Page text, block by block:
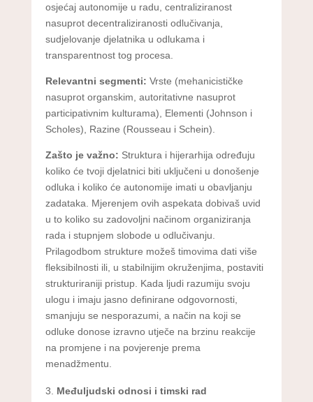
osjećaj autonomije u radu, centraliziranost
nasuprot decentraliziranosti odlučivanja,
sudjelovanje djelatnika u odlukama i
transparentnost tog procesa.
Relevantni segmenti: Vrste (mehanicističke
nasuprot organskim, autoritativne nasuprot
participativnim kulturama), Elementi (Johnson i
Scholes), Razine (Rousseau i Schein).
Zašto je važno: Struktura i hijerarhija određuju
koliko će tvoji djelatnici biti uključeni u donošenje
odluka i koliko će autonomije imati u obavljanju
zadataka. Mjerenjem ovih aspekata dobivaš uvid
u to koliko su zadovoljni načinom organiziranja
rada i stupnjem slobode u odlučivanju.
Prilagodbom strukture možeš timovima dati više
fleksibilnosti ili, u stabilnijim okruženjima, postaviti
strukturiraniji pristup. Kada ljudi razumiju svoju
ulogu i imaju jasno definirane odgovornosti,
smanjuju se nesporazumi, a način na koji se
odluke donose izravno utječe na brzinu reakcije
na promjene i na povjerenje prema
menadžmentu.
Međuljudski odnosi i timski rad